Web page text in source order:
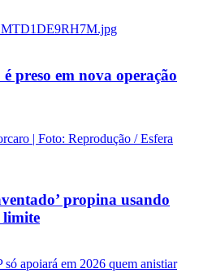
preso em nova operação
propina usando
limite